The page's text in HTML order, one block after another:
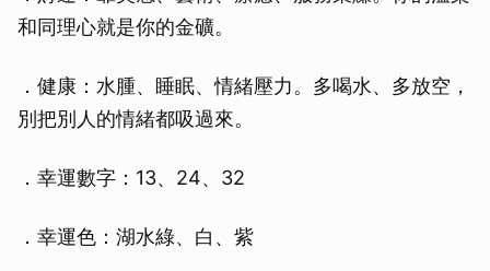
和同理心就是你的金礦。
．健康：水腫、睡眠、情緒壓力。多喝水、多放空，
別把別人的情緒都吸過來。
．幸運數字：13、24、32
．幸運色：湖水綠、白、紫